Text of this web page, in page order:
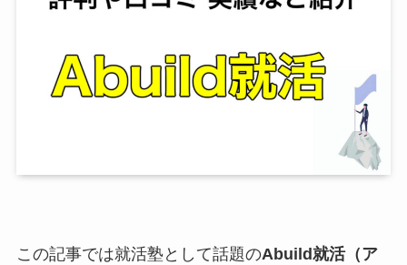
この記事では就活塾として話題のAbuild就活（ア